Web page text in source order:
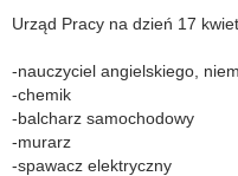
Urząd Pracy na dzień 17
-nauczyciel angielskiego,
-chemik
-balcharz samochodowy
-murarz
-spawacz elektryczny